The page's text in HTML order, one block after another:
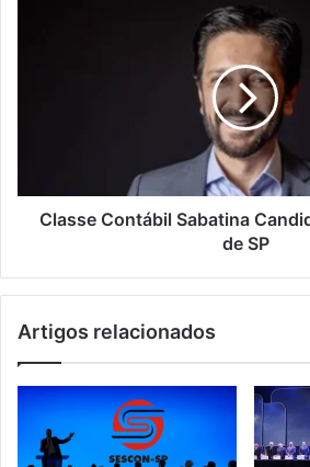
Classe Contábil Sabatina
de SP
Artigos relacionados